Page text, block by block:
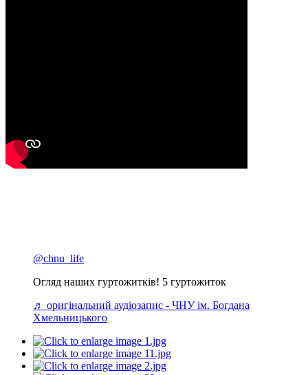
@chnu_life
Огляд наших гуртожитків! 5 гуртожиток
♬ оригінальний аудіозапис - ЧНУ ім. Богдана
Хмельницького